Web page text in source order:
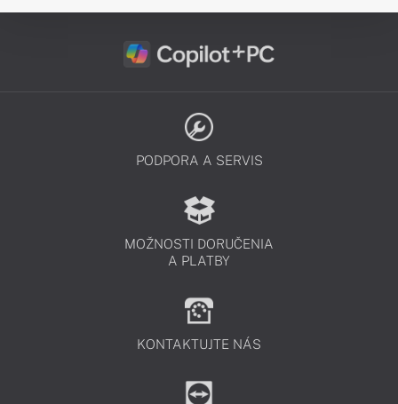
PODPORA A SERVIS
MOŽNOSTI DORUČENIA
A PLATBY
KONTAKTUJTE NÁS